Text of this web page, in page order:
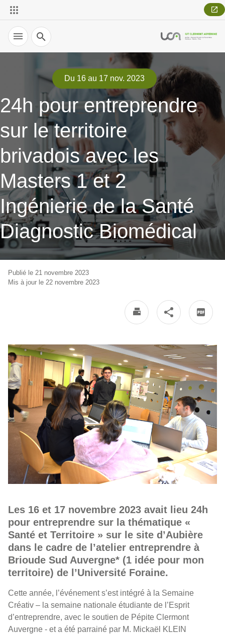
Recherche
Du 16 au 17 nov. 2023
24h pour entreprendre
sur le territoire
brivadois avec les
Masters 1 et 2
Ingénierie de la Santé
Diagnostic Biomédical
Publié le 21 novembre 2023
Mis à jour le 22 novembre 2023
Les 16 et 17 novembre 2023 avait lieu 24h
pour entreprendre sur la thématique «
Santé et Territoire » sur le site d’Aubière
dans le cadre de l’atelier entreprendre à
Brioude Sud Auvergne* (1 idée pour mon
territoire) de l’Université Foraine.
Cette année, l’événement s’est intégré à la Semaine
Créativ – la semaine nationale étudiante de l’Esprit
d’entreprendre, avec le soutien de Pépite Clermont
Auvergne - et a été parrainé par M. Mickaël KLEIN